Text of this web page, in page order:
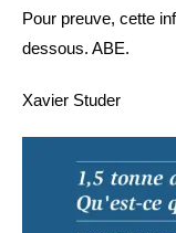
Pour preuve, cette
dessous. ABE.
Xavier Studer